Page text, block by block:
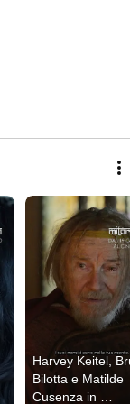
Harvey Keitel,
Bilotta e Matilde
Cusenza in